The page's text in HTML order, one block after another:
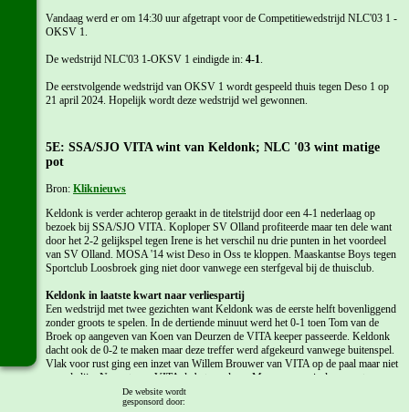
Vandaag werd er om 14:30 uur afgetrapt voor de Competitiewedstrijd NLC'03 1 -
OKSV 1.
De wedstrijd NLC'03 1-OKSV 1 eindigde in: 4-1.
De eerstvolgende wedstrijd van OKSV 1 wordt gespeeld thuis tegen Deso 1 op
21 april 2024. Hopelijk wordt deze wedstrijd wel gewonnen.
5E: SSA/SJO VITA wint van Keldonk; NLC '03 wint matige
pot
Bron: Kliknieuws
Keldonk is verder achterop geraakt in de titelstrijd door een 4-1 nederlaag op
bezoek bij SSA/SJO VITA. Koploper SV Olland profiteerde maar ten dele want
door het 2-2 gelijkspel tegen Irene is het verschil nu drie punten in het voordeel
van SV Olland. MOSA '14 wist Deso in Oss te kloppen. Maaskantse Boys tegen
Sportclub Loosbroek ging niet door vanwege een sterfgeval bij de thuisclub.
Keldonk in laatste kwart naar verliespartij
Een wedstrijd met twee gezichten want Keldonk was de eerste helft bovenliggend
zonder groots te spelen. In de dertiende minuut werd het 0-1 toen Tom van de
Broek op aangeven van Koen van Deurzen de VITA keeper passeerde. Keldonk
dacht ook de 0-2 te maken maar deze treffer werd afgekeurd vanwege buitenspel.
Vlak voor rust ging een inzet van Willem Brouwer van VITA op de paal maar niet
over de lijn. Na rust was VITA de betere ploeg. Maar een cruciaal moment was
een uitbraak van Keldonk die een doelpunt opleverde maar wederom werd door
buitenspel de treffer geannuleerd. Hierna kwam VITA ook nog met wat geluk aan
De website wordt
gesponsord door: